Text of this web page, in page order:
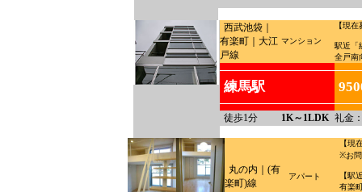
西武池袋｜
有楽町｜大江
戸線
マンション
【現
駅近「
全戸南
練馬駅
徒歩1分 1K～1LDK 礼金
丸の内｜(有
楽町)線
アパート
【現
※お問
【駅
有楽